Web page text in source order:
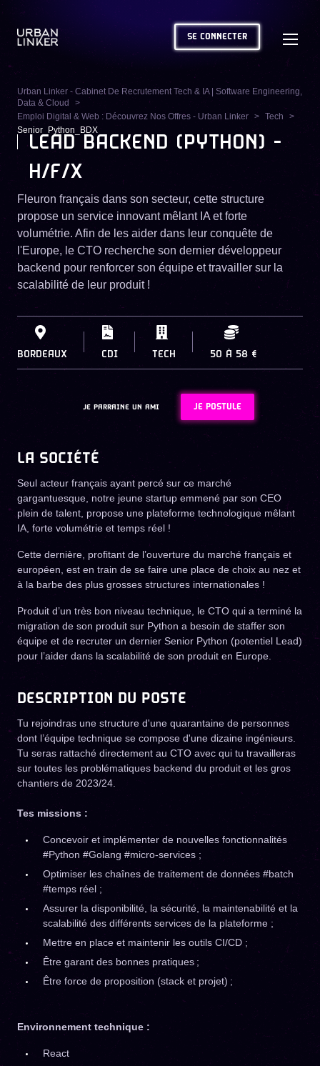
SE CONNECTER
Urban Linker - Cabinet De Recrutement Tech & IA | Software Engineering,
Data & Cloud
Emploi Digital & Web : Découvrez Nos Offres - Urban Linker
Tech
Senior_Python_BDX
LEAD BACKEND (PYTHON) -
H/F/X
Fleuron français dans son secteur, cette structure
propose un service innovant mêlant IA et forte
volumétrie. Afin de les aider dans leur conquête de
l'Europe, le CTO recherche son dernier développeur
backend pour renforcer son équipe et travailler sur la
scalabilité de leur produit !
BORDEAUX CDI TECH 50 À 58 €
JE PARRAINE UN AMI JE POSTULE
LA SOCIÉTÉ
Seul acteur français ayant percé sur ce marché
gargantuesque, notre jeune startup emmené par son CEO
plein de talent, propose une plateforme technologique mêlant
IA, forte volumétrie et temps réel !
Cette dernière, profitant de l’ouverture du marché français et
européen, est en train de se faire une place de choix au nez et
à la barbe des plus grosses structures internationales !
Produit d’un très bon niveau technique, le CTO qui a terminé la
migration de son produit sur Python a besoin de staffer son
équipe et de recruter un dernier Senior Python (potentiel Lead)
pour l’aider dans la scalabilité de son produit en Europe.
DESCRIPTION DU POSTE
Tu rejoindras une structure d'une quarantaine de personnes
dont l’équipe technique se compose d'une dizaine ingénieurs.
Tu seras rattaché directement au CTO avec qui tu travailleras
sur toutes les problématiques backend du produit et les gros
chantiers de 2023/24.
Tes missions :
Concevoir et implémenter de nouvelles fonctionnalités
#Python #Golang #micro-services ;
Optimiser les chaînes de traitement de données #batch
#temps réel ;
Assurer la disponibilité, la sécurité, la maintenabilité et la
scalabilité des différents services de la plateforme ;
Mettre en place et maintenir les outils CI/CD ;
Être garant des bonnes pratiques ;
Être force de proposition (stack et projet) ;
Environnement technique :
React